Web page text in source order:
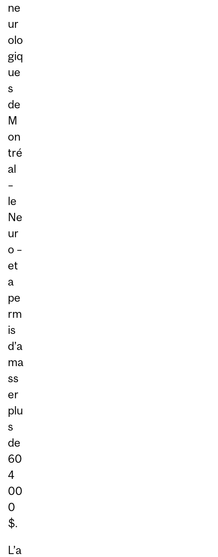
ne
ur
olo
giq
ue
s
de
M
on
tré
al
–
le
Ne
ur
o –
et
a
pe
rm
is
d’a
ma
ss
er
plu
s
de
60
4
00
0
$.
L’a